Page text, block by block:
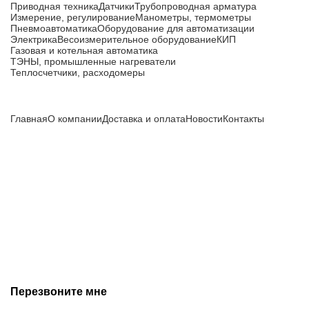
Приводная техникаДатчикиТрубопроводная арматура
Измерение, регулированиеМанометры, термометры
ПневмоавтоматикаОборудование для автоматизации
ЭлектрикаВесоизмерительное оборудованиеКИП
Газовая и котельная автоматика
ТЭНЫ, промышленные нагреватели
Теплосчетчики, расходомеры
ГлавнаяО компанииДоставка и оплатаНовостиКонтакты
Перезвоните мне